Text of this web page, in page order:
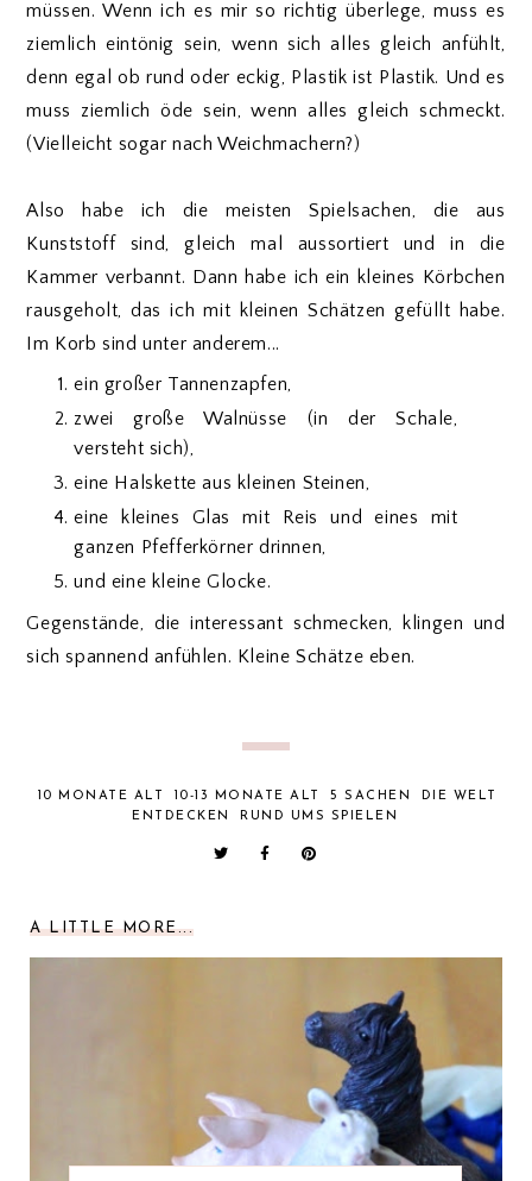
müssen. Wenn ich es mir so richtig überlege, muss es
ziemlich eintönig sein, wenn sich alles gleich anfühlt,
denn egal ob rund oder eckig, Plastik ist Plastik. Und es
muss ziemlich öde sein, wenn alles gleich schmeckt.
(Vielleicht sogar nach Weichmachern?)
Also habe ich die meisten Spielsachen, die aus
Kunststoff sind, gleich mal aussortiert und in die
Kammer verbannt. Dann habe ich ein kleines Körbchen
rausgeholt, das ich mit kleinen Schätzen gefüllt habe.
Im Korb sind unter anderem...
ein großer Tannenzapfen,
zwei große Walnüsse (in der Schale,
versteht sich),
eine Halskette aus kleinen Steinen,
eine kleines Glas mit Reis und eines mit
ganzen Pfefferkörner drinnen,
und eine kleine Glocke.
Gegenstände, die interessant schmecken, klingen und
sich spannend anfühlen. Kleine Schätze eben.
10 MONATE ALT 10-13 MONATE ALT 5 SACHEN
DIE WELT
ENTDECKEN
RUND UMS SPIELEN
A LITTLE MORE...